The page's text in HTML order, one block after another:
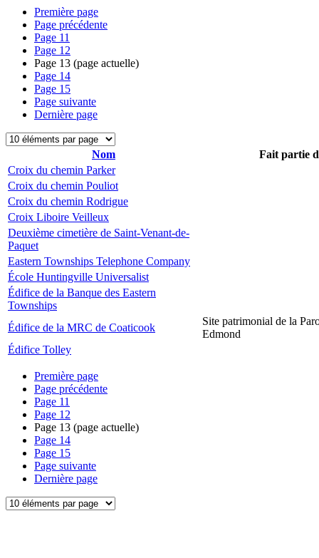
Première page
Page précédente
Page 11
Page 12
Page 13 (page actuelle)
Page 14
Page 15
Page suivante
Dernière page
Nom
Fait partie
Croix du chemin Parker
Croix du chemin Pouliot
Croix du chemin Rodrigue
Croix Liboire Veilleux
Deuxième cimetière de Saint-Venant-de-
Paquet
Eastern Townships Telephone Company
École Huntingville Universalist
Édifice de la Banque des Eastern
Townships
Édifice de la MRC de Coaticook
Site patrimonial de la
Edmond
Édifice Tolley
Première page
Page précédente
Page 11
Page 12
Page 13 (page actuelle)
Page 14
Page 15
Page suivante
Dernière page